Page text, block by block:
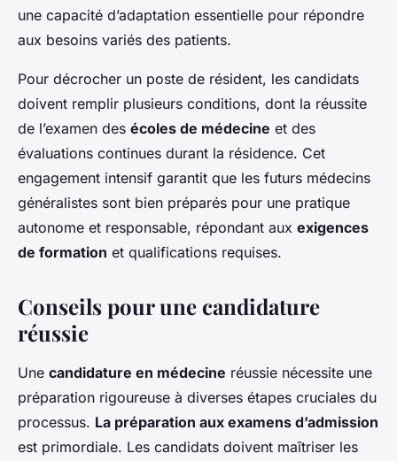
une capacité d’adaptation essentielle pour répondre
aux besoins variés des patients.
Pour décrocher un poste de résident, les candidats
doivent remplir plusieurs conditions, dont la réussite
de l’examen des écoles de médecine et des
évaluations continues durant la résidence. Cet
engagement intensif garantit que les futurs médecins
généralistes sont bien préparés pour une pratique
autonome et responsable, répondant aux exigences
de formation et qualifications requises.
Conseils pour une candidature
réussie
Une candidature en médecine réussie nécessite une
préparation rigoureuse à diverses étapes cruciales du
processus. La préparation aux examens d’admission
est primordiale. Les candidats doivent maîtriser les